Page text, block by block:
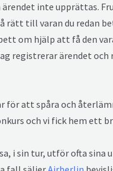
inte upprättas.
rätt till varan du redan
om hjälp att få den
registrerar ärendet och
för att spåra och
och vi fick hem ett
i sin tur, utför ofta sina